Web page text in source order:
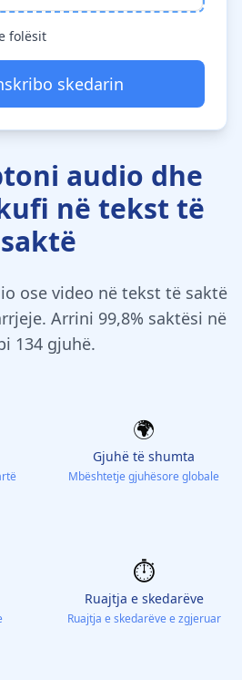
folësit
skedarin
audio dhe
në tekst të
saktë
ose video në tekst të saktë
Arrini 99,8% saktësi në
134 gjuhë.
🌍
Gjuhë të shumta
Mbështetje gjuhësore globale
⏱️
Ruajtja e skedarëve
Ruajtja e skedarëve e zgjeruar